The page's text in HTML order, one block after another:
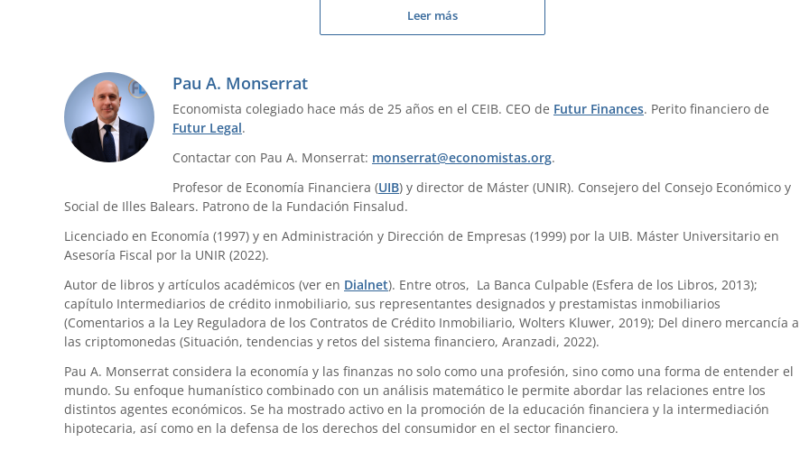
Leer más
Pau A. Monserrat
Economista colegiado hace más de 25 años en el CEIB. CEO de Futur Finances. Perito financiero de
Futur Legal.
Contactar con Pau A. Monserrat: monserrat@economistas.org.
Profesor de Economía Financiera (UIB) y director de Máster (UNIR). Consejero del Consejo Económico y
Social de Illes Balears. Patrono de la Fundación Finsalud.
Licenciado en Economía (1997) y en Administración y Dirección de Empresas (1999) por la UIB. Máster Universitario en
Asesoría Fiscal por la UNIR (2022).
Autor de libros y artículos académicos (ver en Dialnet). Entre otros, La Banca Culpable (Esfera de los Libros, 2013);
capítulo Intermediarios de crédito inmobiliario, sus representantes designados y prestamistas inmobiliarios
(Comentarios a la Ley Reguladora de los Contratos de Crédito Inmobiliario, Wolters Kluwer, 2019); Del dinero mercancía a
las criptomonedas (Situación, tendencias y retos del sistema financiero, Aranzadi, 2022).
Pau A. Monserrat considera la economía y las finanzas no solo como una profesión, sino como una forma de entender el
mundo. Su enfoque humanístico combinado con un análisis matemático le permite abordar las relaciones entre los
distintos agentes económicos. Se ha mostrado activo en la promoción de la educación financiera y la intermediación
hipotecaria, así como en la defensa de los derechos del consumidor en el sector financiero.